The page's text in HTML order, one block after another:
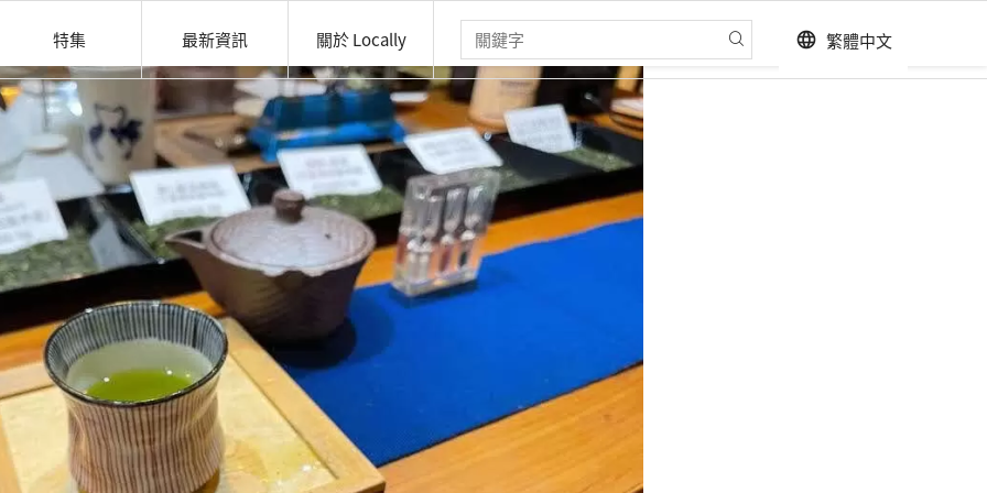
特集 最新資訊 關於 Locally language 繁體中文